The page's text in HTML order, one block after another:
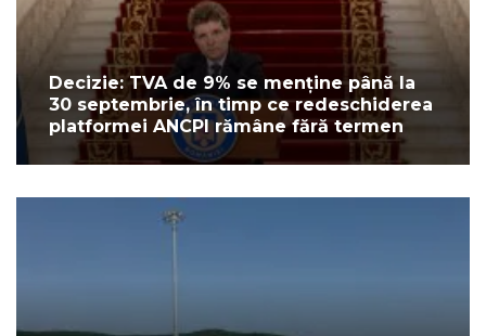
Decizie: TVA de 9% se menține până la
30 septembrie, în timp ce redeschiderea
platformei ANCPI rămâne fără termen